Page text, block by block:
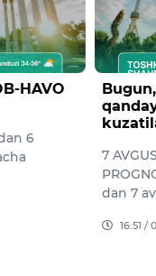
HAVO
6
7
dan 7
16:51 /